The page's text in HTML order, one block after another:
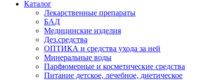
Каталог
Лекарственные препараты
БАД
Медицинские изделия
Дез.средства
ОПТИКА и средства ухода за ней
Минеральные воды
Парфюмерные и косметические средства
Питание детское, лечебное, диетическое